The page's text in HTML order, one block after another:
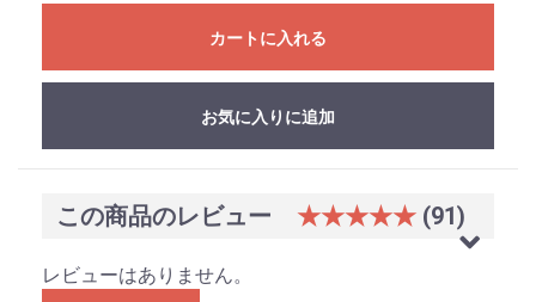
カートに入れる
カートへ進む
お気に入りに追加
この商品のレビュー ★★★★★ (91)
レビューはありません。